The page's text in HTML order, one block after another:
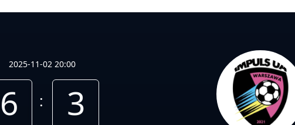
2025-11-02 20:00
6 : 3